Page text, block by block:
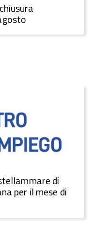
di
per il mese di